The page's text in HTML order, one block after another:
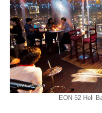
EON 52 Heli